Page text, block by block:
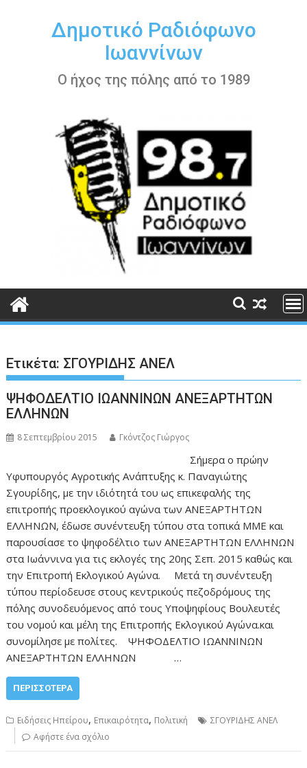
περιεχόμενοΔημοτικό Ραδιόφωνο
Ιωαννίνων
Ο ήχος της πόλης από το 1989
Ετικέτα: ΣΓΟΥΡΙΔΗΣ ΑΝΕΛ
ΨΗΦΟΔΕΛΤΙΟ ΙΩΑΝΝΙΝΩΝ ΑΝΕΞΑΡΤΗΤΩΝ
ΕΛΛΗΝΩΝ
8 Σεπτεμβρίου 2015 Γκόντζος Γιώργος
Σήμερα ο πρώην
Υφυπουργός Αγροτικής Ανάπτυξης κ. Παναγιώτης
Σγουρίδης, με την ιδιότητά του ως επικεφαλής της
επιτροπής προεκλογικού αγώνα των ΑΝΕΞΑΡΤΗΤΩΝ
ΕΛΛΗΝΩΝ, έδωσε συνέντευξη τύπου στα τοπικά ΜΜΕ και
παρουσίασε το ψηφοδέλτιο των ΑΝΕΞΑΡΤΗΤΩΝ ΕΛΛΗΝΩΝ
στα Ιωάννινα για τις εκλογές της 20ης Σεπ. 2015 καθώς και
την Επιτροπή Εκλογικού Αγώνα. Μετά τη συνέντευξη
τύπου περίοδευσε στους κεντρικούς πεζοδρόμους της
πόλης συνοδευόμενος από τους Υποψηφίους Βουλευτές
του νομού και μέλη της Επιτροπής Εκλογικού Αγώνα.και
συνομίλησε με πολίτες. ΨΗΦΟΔΕΛΤΙΟ ΙΩΑΝΝΙΝΩΝ
ΑΝΕΞΑΡΤΗΤΩΝ ΕΛΛΗΝΩΝ …
ΠΕΡΙΣΣΌΤΕΡΑ
Ειδήσεις Ηπείρου, Επικαιρότητα, Πολιτική
ΣΓΟΥΡΙΔΗΣ ΑΝΕΛ
Αφήστε ένα σχόλιο